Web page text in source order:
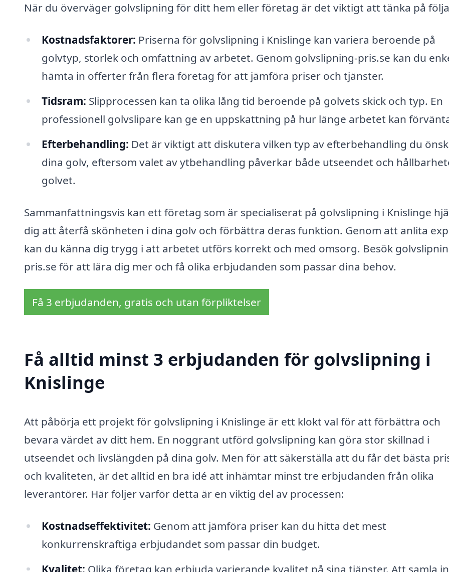
När du överväger golvslipning för ditt hem eller företag är det viktigt att tänka på
Kostnadsfaktorer: Priserna för golvslipning i Knislinge kan variera beroende på
golvtyp, storlek och omfattning av arbetet. Genom golvslipning-pris.se kan du
hämta in offerter från flera företag för att jämföra priser och tjänster.
Tidsram: Slipprocessen kan ta olika lång tid beroende på golvets skick och typ. En
professionell golvslipare kan ge en uppskattning på hur länge arbetet kan
Efterbehandling: Det är viktigt att diskutera vilken typ av efterbehandling du
dina golv, eftersom valet av ytbehandling påverkar både utseendet och
golvet.
Sammanfattningsvis kan ett företag som är specialiserat på golvslipning i Knislinge
dig att återfå skönheten i dina golv och förbättra deras funktion. Genom att anlita
kan du känna dig trygg i att arbetet utförs korrekt och med omsorg. Besök
pris.se för att lära dig mer och få olika erbjudanden som passar dina behov.
Få 3 erbjudanden, gratis och utan förpliktelser
Få alltid minst 3 erbjudanden för golvslipning i
Knislinge
Att påbörja ett projekt för golvslipning i Knislinge är ett klokt val för att förbättra och
bevara värdet av ditt hem. En noggrant utförd golvslipning kan göra stor skillnad i
utseendet och livslängden på dina golv. Men för att säkerställa att du får det bästa
och kvaliteten, är det alltid en bra idé att inhämtar minst tre erbjudanden från olika
leverantörer. Här följer varför detta är en viktig del av processen:
Kostnadseffektivitet: Genom att jämföra priser kan du hitta det mest
konkurrenskraftiga erbjudandet som passar din budget.
Kvalitet: Olika företag kan erbjuda varierande kvalitet på sina tjänster. Att samla